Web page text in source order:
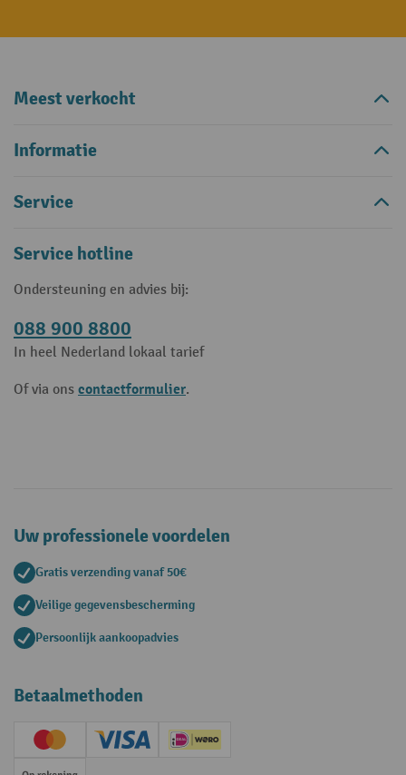
Meest verkocht
Informatie
Service
Service hotline
Ondersteuning en advies bij:
088 900 8800
In heel Nederland lokaal tarief
Of via ons contactformulier.
Uw professionele voordelen
Gratis verzending vanaf 50€
Veilige gegevensbescherming
Persoonlijk aankoopadvies
Betaalmethoden
Creditcard (Master)Creditcard (Visa)iDEAL | Wero